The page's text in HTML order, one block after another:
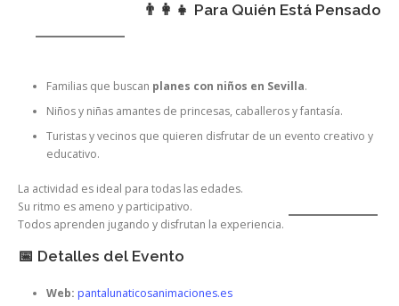
👨‍👩‍👧 Para Quién Está Pensado
Familias que buscan planes con niños en Sevilla.
Niños y niñas amantes de princesas, caballeros y fantasía.
Turistas y vecinos que quieren disfrutar de un evento creativo y
educativo.
La actividad es ideal para todas las edades.
Su ritmo es ameno y participativo.
Todos aprenden jugando y disfrutan la experiencia.
📅 Detalles del Evento
Web: pantalunaticosanimaciones.es